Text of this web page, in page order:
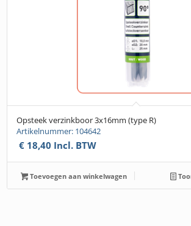
Opsteek verzinkboor 3x16mm (type R)
Artikelnummer: 104642
€ 18,40 Incl. BTW
Toevoegen aan winkelwagen